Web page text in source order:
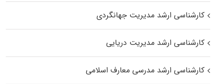
کارشناسی ارشد مدیریت جهانگردی
کارشناسی ارشد مدیریت دریایی
کارشناسی ارشد مدرسی معارف اسلامی